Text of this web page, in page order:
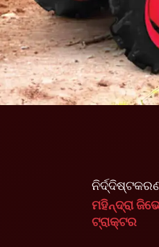
ମହିନ୍ଦ୍ରା
ଟ୍ରାକ୍ଟର